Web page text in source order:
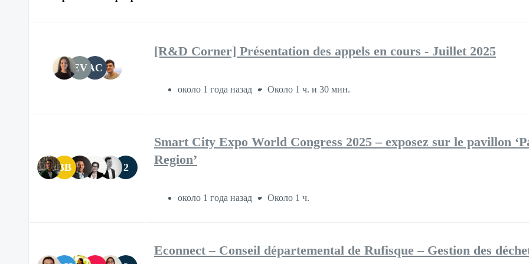
EV AC
[R&D Corner] Présentation des appels en cours - Juillet 2025
около 1 года назад Около 1 ч. и 30 мин.
BB 2
Smart City Expo World Congress 2025 – exposez sur le pavillon
Region’
около 1 года назад Около 1 ч.
Econnect – Conseil départemental de Rufisque – Gestion des